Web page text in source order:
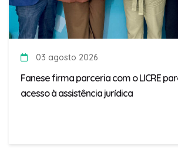
03 agosto 2026
Fanese firma parceria com o LICRE
acesso à assistência jurídica